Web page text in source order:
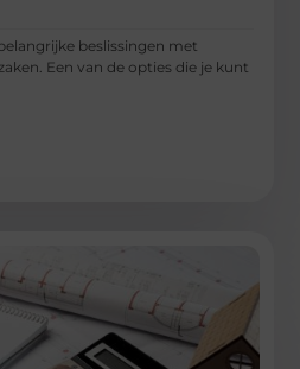
beslissingen met
Een van de opties die je kunt